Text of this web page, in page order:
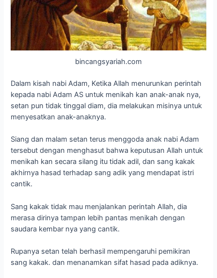
bincangsyariah.com
Dalam kisah nabi Adam, Ketika Allah menurunkan perintah
kepada nabi Adam AS untuk menikah kan anak-anak nya,
setan pun tidak tinggal diam, dia melakukan misinya untuk
menyesatkan anak-anaknya.
Siang dan malam setan terus menggoda anak nabi Adam
tersebut dengan menghasut bahwa keputusan Allah untuk
menikah kan secara silang itu tidak adil, dan sang kakak
akhirnya hasad terhadap sang adik yang mendapat istri
cantik.
Sang kakak tidak mau menjalankan perintah Allah, dia
merasa dirinya tampan lebih pantas menikah dengan
saudara kembar nya yang cantik.
Rupanya setan telah berhasil mempengaruhi pemikiran
sang kakak. dan menanamkan sifat hasad pada adiknya.